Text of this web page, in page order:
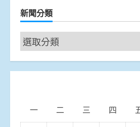
新聞分類
新
聞
分
一 二 三 四